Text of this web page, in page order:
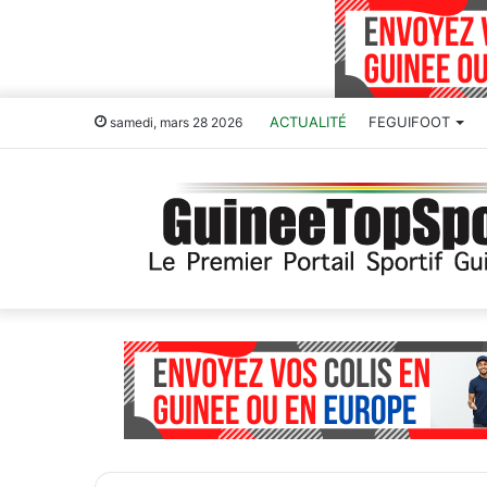
samedi, mars 28 2026 ACTUALITÉ FEGUIFOOT